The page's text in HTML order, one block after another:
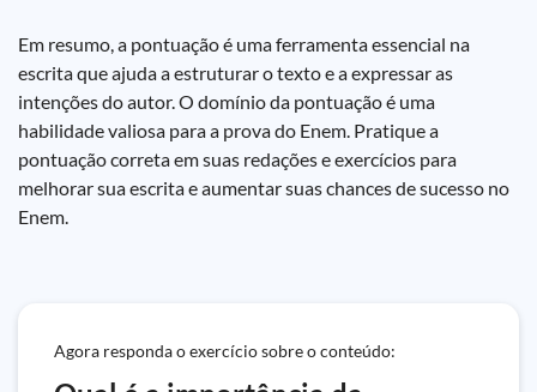
Em resumo, a pontuação é uma ferramenta essencial na
escrita que ajuda a estruturar o texto e a expressar as
intenções do autor. O domínio da pontuação é uma
habilidade valiosa para a prova do Enem. Pratique a
pontuação correta em suas redações e exercícios para
melhorar sua escrita e aumentar suas chances de sucesso no
Enem.
Agora responda o exercício sobre o conteúdo: